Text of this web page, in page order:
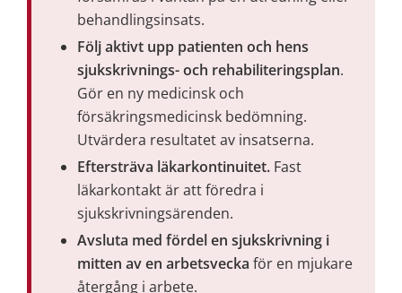
behandlingsinsats.
Följ aktivt upp patienten och hens
sjukskrivnings- och rehabiliteringsplan.
Gör en ny medicinsk och
försäkringsmedicinsk bedömning.
Utvärdera resultatet av insatserna.
Eftersträva läkarkontinuitet. Fast
läkarkontakt är att föredra i
sjukskrivningsärenden.
Avsluta med fördel en sjukskrivning i
mitten av en arbetsvecka för en mjukare
återgång i arbete.